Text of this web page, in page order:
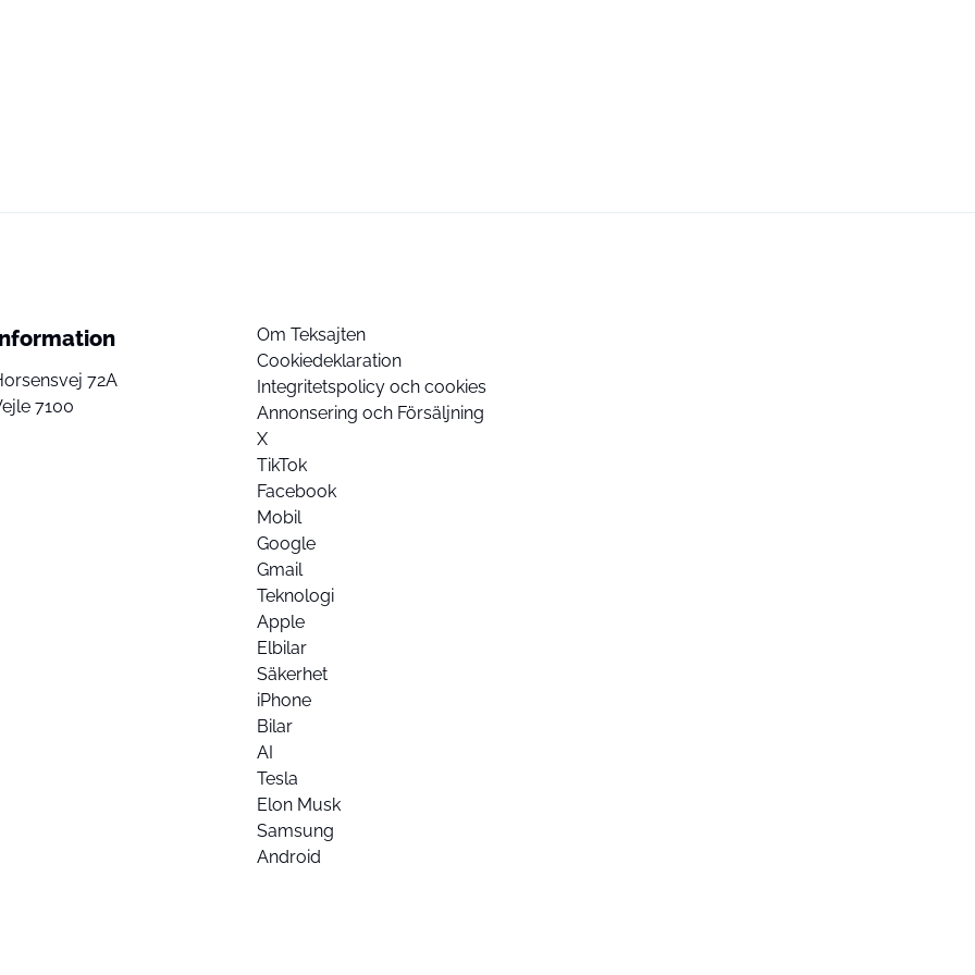
72A
7100
Om Teksajten
Cookiedeklaration
Integritetspolicy och cookies
Annonsering och Försäljning
X
TikTok
Facebook
Mobil
Google
Gmail
Teknologi
Apple
Elbilar
Säkerhet
iPhone
Bilar
AI
Tesla
Elon Musk
Samsung
Android